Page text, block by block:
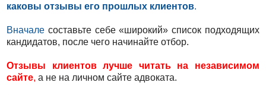
каковы отзывы его прошлых клиентов.
Вначале составьте себе «широкий» список подходящих
кандидатов, после чего начинайте отбор.
Отзывы клиентов лучше читать на независимом
сайте, а не на личном сайте адвоката.